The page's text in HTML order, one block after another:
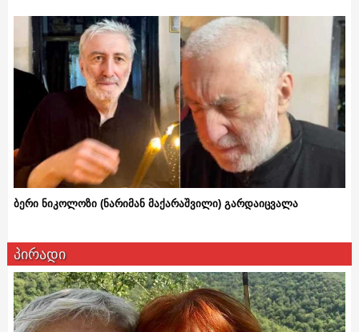
ბერი ნიკოლოზი (ნარიმან მაქარაშვილი) გარდაიცვალა
პირადი